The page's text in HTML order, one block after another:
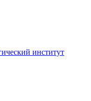
институт